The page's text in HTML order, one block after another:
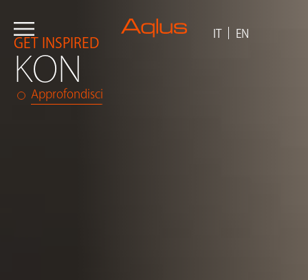
EN
GET INSPIRED
KON
Approfondisci